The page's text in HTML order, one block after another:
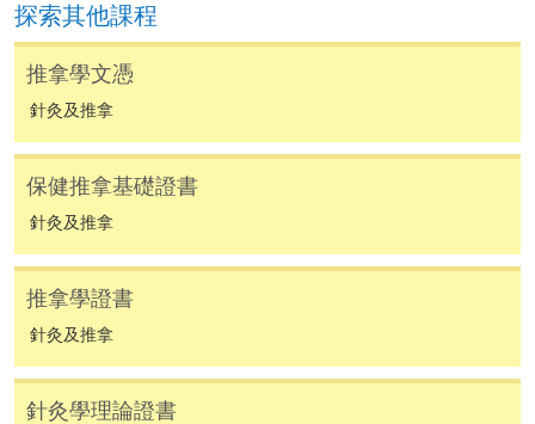
親身報名/郵遞
報讀新課程
凡以「先到先得」為取錄方式的課程，請填妥
SF26報名表，親往報名中心或以郵遞方式連同學
費以及所需證明文件呈交。
[下載報名表SF26
申請學歷頒授及專業課程可能需要其他資料，報名
探索其他課程
推拿學文憑
針灸及推拿
保健推拿基礎證書
針灸及推拿
推拿學證書
針灸及推拿
針灸學理論證書